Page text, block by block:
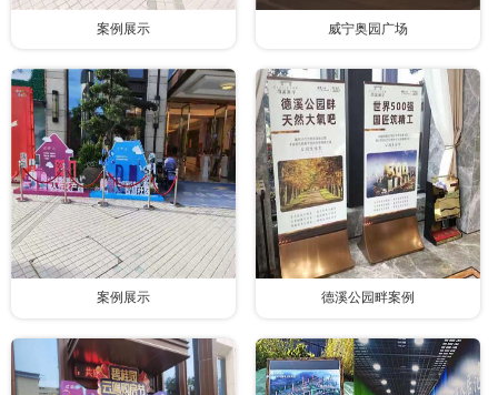
案例展示 威宁奥园广场
案例展示 德溪公园畔案例